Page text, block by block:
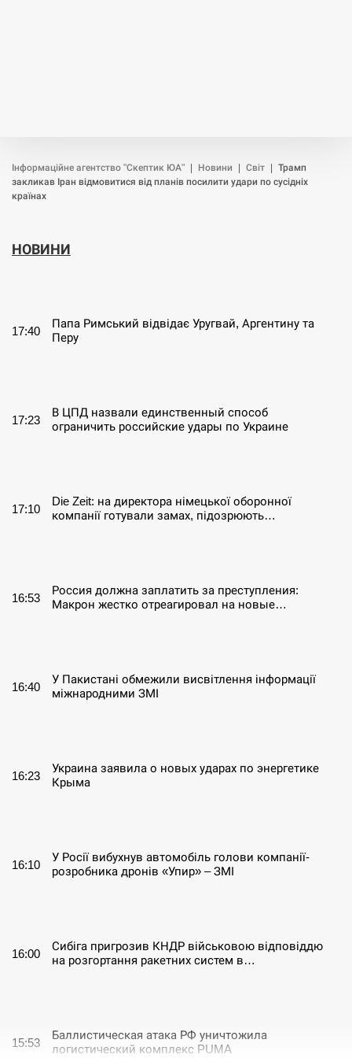
Інформаційне агентство "Скептик ЮА" Новини Світ
Трамп
закликав Іран відмовитися від планів посилити удари по сусідніх
країнах
НОВИНИ
17:40
Папа Римський відвідає Уругвай, Аргентину та
Перу
17:23
В ЦПД назвали единственный способ
ограничить российские удары по Украине
17:10
Die Zeit: на директора німецької оборонної
компанії готували замах, підозрюють…
16:53
Россия должна заплатить за преступления:
Макрон жестко отреагировал на новые…
16:40
У Пакистані обмежили висвітлення інформації
міжнародними ЗМІ
16:23
Украина заявила о новых ударах по энергетике
Крыма
16:10
У Росії вибухнув автомобіль голови компанії-
розробника дронів «Упир» – ЗМІ
16:00
Сибіга пригрозив КНДР військовою відповіддю
на розгортання ракетних систем в…
15:53
Баллистическая атака РФ уничтожила
логистический комплекс PUMA